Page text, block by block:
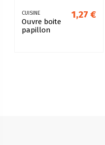
CUISINE
Ouvre boite
papillon
1,27 €